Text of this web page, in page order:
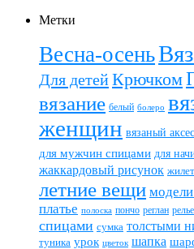
Метки
Весна-осень
Для детейКрючком
вязание белый болеро
женщин вязаный
для мужчин спицами для
жаккардовый рисунок жилет
летние вещи модели
платье полоска пончо реглан
спицами сумка толстыми
туника урок цветок шапка